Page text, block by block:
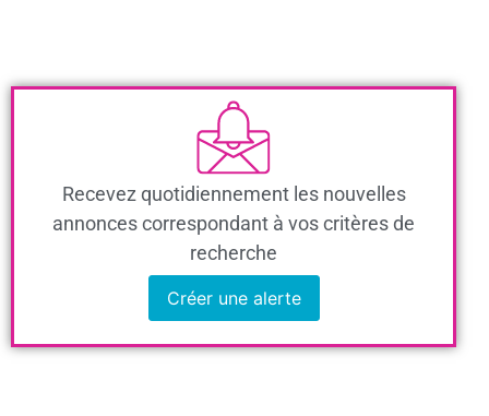
Recevez quotidiennement les nouvelles
annonces correspondant à vos critères de
recherche
Créer une alerte